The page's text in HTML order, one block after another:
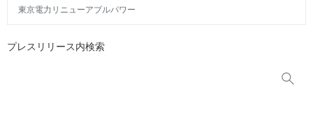
東京電力リニューアブルパワー
プレスリリース内検索